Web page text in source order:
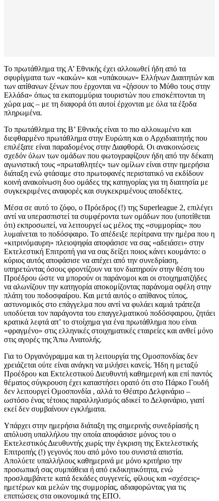
Το πρωτάθλημα της Α’ Εθνικής έχει αλλοιωθεί ήδη από τα
σφυρίγματα των «κακών» και «υπάκουων» Ελλήνων Διαιτητών και
των απίθανων ξένων που έρχονται να «ζήσουν το Μύθο τους στην
Ελλάδα» όπως τα εκατομμύρια τουριστών που επισκέπτονται τη
χώρα μας – με τη διαφορά ότι αυτοί έρχονται με όλα τα έξοδα
πληρωμένα.
Το πρωτάθλημα της Β’ Εθνικής είναι το πιο αλλοιωμένο και
διεφθαρμένο πρωτάθλημα στην Ευρώπη και ο Αρχιδιαιτητής που
επιλέξατε είναι παραδομένος στην Διαφθορά. Οι ανακοινώσεις
σχεδόν όλων των ομάδων που φωτογραφίζουν ήδη από την δέκατη
αγωνιστική τους «πρωταθλητές» των ομίλων είναι στην ημερήσια
διάταξη ενώ φτάσαμε στο πρωτοφανές περιστατικό να εκδίδουν
κοινή ανακοίνωση δυο ομάδες της κατηγορίας για τη διαιτησία με
συγκεκριμένες αναφορές και συγκεκριμένους αποδέκτες.
Μέσα σε αυτό το ζόφο, ο Πρόεδρος (!) της Superleague 2, επιλέγει
αντί να υπερασπιστεί τα συμφέροντα των ομάδων που (υποτίθεται
ότι) εκπροσωπεί, να λειτουργεί ως μέλος της «συμμορίας» που
λυμαίνεται το ποδόσφαιρο. Το απέδειξε περίτρανα την ημέρα που η
«κιτρινόμαυρη» πλειοψηφία αποφάσισε να σας «αδειάσει» στην
Εκτελεστική Επιτροπή για να σας δείξει ποιος κάνει κουμάντο: ο
κύριος αυτός αποφάσισε να απέχει από την συνεδρίαση,
υπηρετώντας όσους φροντίζουν να τον διατηρούν στην θέση του
Προέδρου ώστε να μπορούν οι παράνομοι και οι στοιχηματζήδες
να αλωνίζουν την κατηγορία αποκομίζοντας παράνομα οφέλη στην
πλάτη του ποδοσφαίρου. Και μετά αυτός ο απίθανος τύπος,
αστυνομικός στο επάγγελμα που αντί να φυλάει καμιά τράπεζα
υποδύεται τον παράγοντα του επαγγελματικού ποδόσφαιρου, ζητάει
κρατικά λεφτά απ’ το στοίχημα για ένα πρωτάθλημα που είναι
«φραγμένο» στις ελληνικές στοιχηματικές εταιρείες και ανθεί μόνο
στις αγορές της Άπω Ανατολής.
Για το Οργανόγραμμα και τη λειτουργία της Ομοσπονδίας δεν
χρειάζεται ούτε είναι ανάγκη να μιλήσει κανείς. Ήδη η μεταξύ
Προέδρου και Εκτελεστικού Διευθυντή καθημερινή και επί παντός
θέματος σύγκρουση έχει καταστήσει ορατό ότι στο Πάρκο Γουδή
δεν λειτουργεί Ομοσπονδία , αλλά το Θέατρο Δελφινάριο –
ωστόσο ένας τέτοιος παραλληλισμός αδικεί το Δελφινάριο, γιατί
εκεί δεν συμβαίνουν εγκλήματα.
Υπάρχει στην ημερήσια διάταξη της σημερινής συνεδρίασής η
απόλυση υπαλλήλου την οποία αποφάσισε μόνος του o
Εκτελεστικός Διευθυντής χωρίς την έγκριση της Εκτελεστικής
Επιτροπής (!) γεγονός που από μόνο του συνιστά απιστία.
Απολύετε υπαλλήλους καθημερινά με μόνο κριτήριο την
προσωπική σας συμπάθεια ή από εκδικητικότητα, ενώ
προσλαμβάνετε κατά δεκάδες συγγενείς, φίλους και «σχέσεις»
ημετέρων και μελών της συμμορίας, αδιαφορώντας για τις
επιπτώσεις στα οικονομικά της ΕΠΟ.